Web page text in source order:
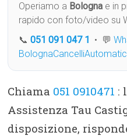
Operiamo a Bologna e in
rapido con foto/video su
📞051 091 047 1 • 💬
Chiama 051 0910471 :
Assistenza Tau
disposizione,